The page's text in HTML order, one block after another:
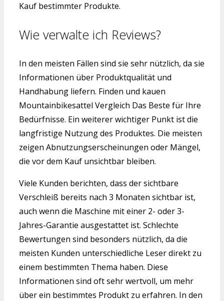
Kauf bestimmter Produkte.
Wie verwalte ich Reviews?
In den meisten Fällen sind sie sehr nützlich, da sie
Informationen über Produktqualität und
Handhabung liefern. Finden und kauen
Mountainbikesattel Vergleich Das Beste für Ihre
Bedürfnisse. Ein weiterer wichtiger Punkt ist die
langfristige Nutzung des Produktes. Die meisten
zeigen Abnutzungserscheinungen oder Mängel,
die vor dem Kauf unsichtbar bleiben.
Viele Kunden berichten, dass der sichtbare
Verschleiß bereits nach 3 Monaten sichtbar ist,
auch wenn die Maschine mit einer 2- oder 3-
Jahres-Garantie ausgestattet ist. Schlechte
Bewertungen sind besonders nützlich, da die
meisten Kunden unterschiedliche Leser direkt zu
einem bestimmten Thema haben. Diese
Informationen sind oft sehr wertvoll, um mehr
über ein bestimmtes Produkt zu erfahren. In den